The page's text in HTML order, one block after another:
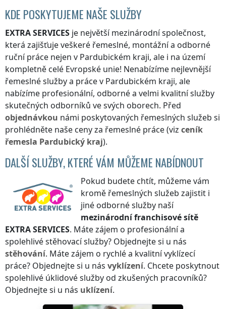
KDE POSKYTUJEME NAŠE SLUŽBY
EXTRA SERVICES je největší mezinárodní společnost,
která zajišťuje veškeré řemeslné, montážní a odborné
ruční práce nejen v Pardubickém kraji, ale i na území
kompletně celé Evropské unie! Nenabízíme nejlevnější
řemeslné služby a prácev Pardubickém kraji, ale
nabízíme profesionální, odborné a velmi kvalitní služby
skutečných odborníků ve svých oborech. Před
objednávkou námi poskytovaných řemeslných služeb si
prohlédněte naše ceny za řemeslné práce (viz ceník
řemesla Pardubický kraj).
DALŠÍ SLUŽBY, KTERÉ VÁM MŮŽEME NABÍDNOUT
Pokud budete chtít, můžeme vám
kromě řemeslných služeb zajistit i
jiné odborné služby naší
mezinárodní franchisové sítě
EXTRA SERVICES. Máte zájem o profesionální a
spolehlivé stěhovací služby? Objednejte si u nás
stěhování. Máte zájem o rychlé a kvalitní vyklízecí
práce? Objednejte si u nás vyklízení. Chcete poskytnout
spolehlivé úklidové služby od zkušených pracovníků?
Objednejte si u nás uklízení.